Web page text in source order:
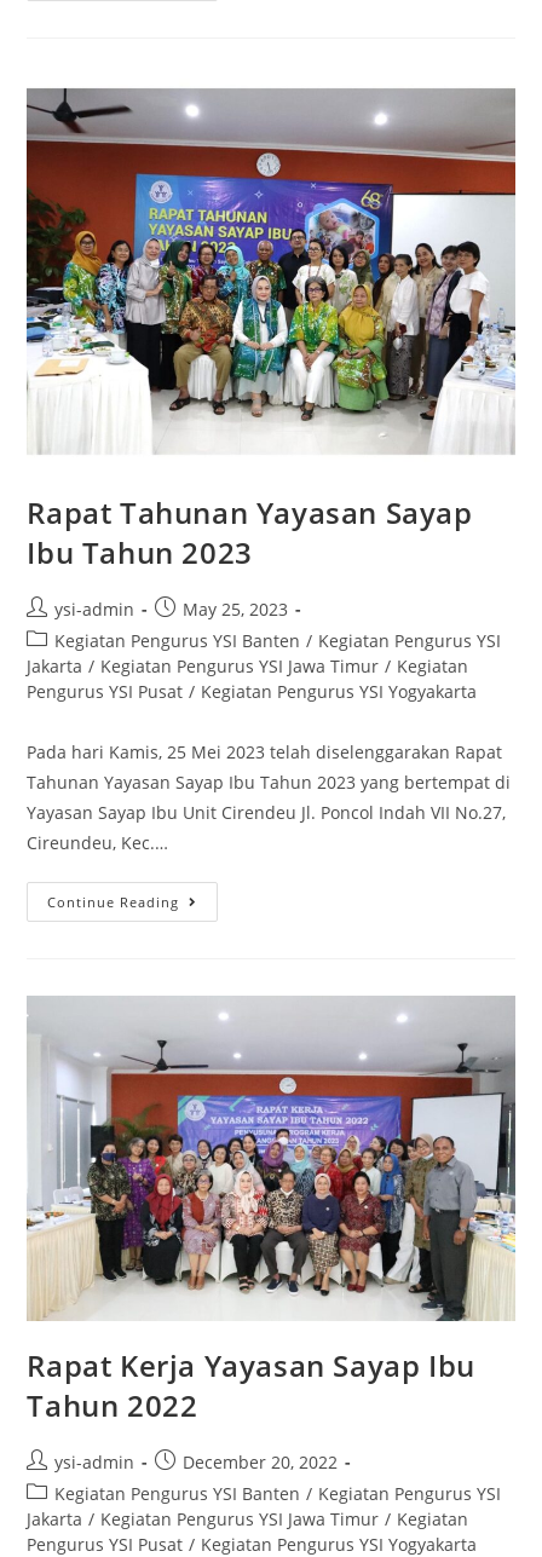
Rapat Tahunan Yayasan Sayap
Ibu Tahun 2023
ysi-admin
May 25, 2023
Kegiatan Pengurus YSI Banten / Kegiatan Pengurus YSI
Jakarta / Kegiatan Pengurus YSI Jawa Timur / Kegiatan
Pengurus YSI Pusat / Kegiatan Pengurus YSI Yogyakarta
Pada hari Kamis, 25 Mei 2023 telah diselenggarakan Rapat
Tahunan Yayasan Sayap Ibu Tahun 2023 yang bertempat di
Yayasan Sayap Ibu Unit Cirendeu Jl. Poncol Indah VII No.27,
Cireundeu, Kec.…
Continue Reading
Rapat Kerja Yayasan Sayap Ibu
Tahun 2022
ysi-admin
December 20, 2022
Kegiatan Pengurus YSI Banten / Kegiatan Pengurus YSI
Jakarta / Kegiatan Pengurus YSI Jawa Timur / Kegiatan
Pengurus YSI Pusat / Kegiatan Pengurus YSI Yogyakarta